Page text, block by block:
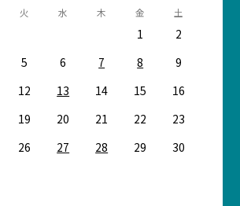
火 水 木 金 土
1
2
5 6 7 8
9
12 13 14 15
16
19 20 21 22
23
26 27 28 29
30